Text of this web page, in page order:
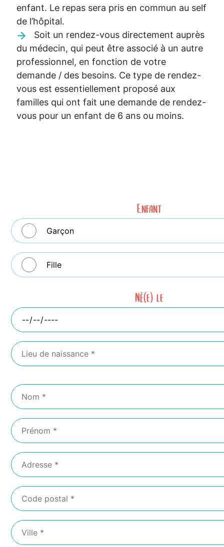
enfant. Le repas sera pris en commun au self
de l’hôpital.
Soit un rendez-vous directement auprès
du médecin, qui peut être associé à un autre
professionnel, en fonction de votre
demande / des besoins. Ce type de rendez-
vous est essentiellement proposé aux
familles qui ont fait une demande de rendez-
vous pour un enfant de 6 ans ou moins.
Enfant
Garçon
Fille
Né(e) le